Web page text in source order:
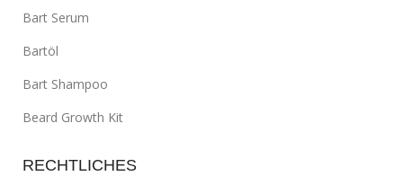
Bart Serum
Bartöl
Bart Shampoo
Beard Growth Kit
RECHTLICHES